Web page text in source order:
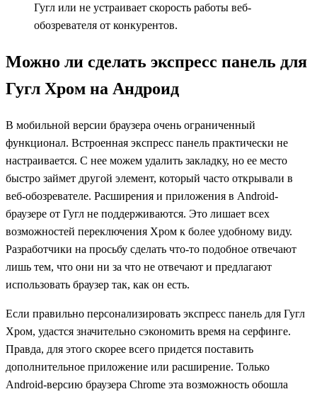
Гугл или не устраивает скорость работы веб-
обозревателя от конкурентов.
Можно ли сделать экспресс панель для
Гугл Хром на Андроид
В мобильной версии браузера очень ограниченный
функционал. Встроенная экспресс панель практически не
настраивается. С нее можем удалить закладку, но ее место
быстро займет другой элемент, который часто открывали в
веб-обозревателе. Расширения и приложения в Android-
браузере от Гугл не поддерживаются. Это лишает всех
возможностей переключения Хром к более удобному виду.
Разработчики на просьбу сделать что-то подобное отвечают
лишь тем, что они ни за что не отвечают и предлагают
использовать браузер так, как он есть.
Если правильно персонализировать экспресс панель для Гугл
Хром, удастся значительно сэкономить время на серфинге.
Правда, для этого скорее всего придется поставить
дополнительное приложение или расширение. Только
Android-версию браузера Chrome эта возможность обошла